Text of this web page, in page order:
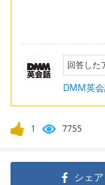
回答した
DMM英
1 7755
シェア